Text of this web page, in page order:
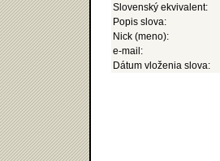
Slovenský ekvivalent:
Popis slova:
Nick (meno):
e-mail:
Dátum vloženia slova: